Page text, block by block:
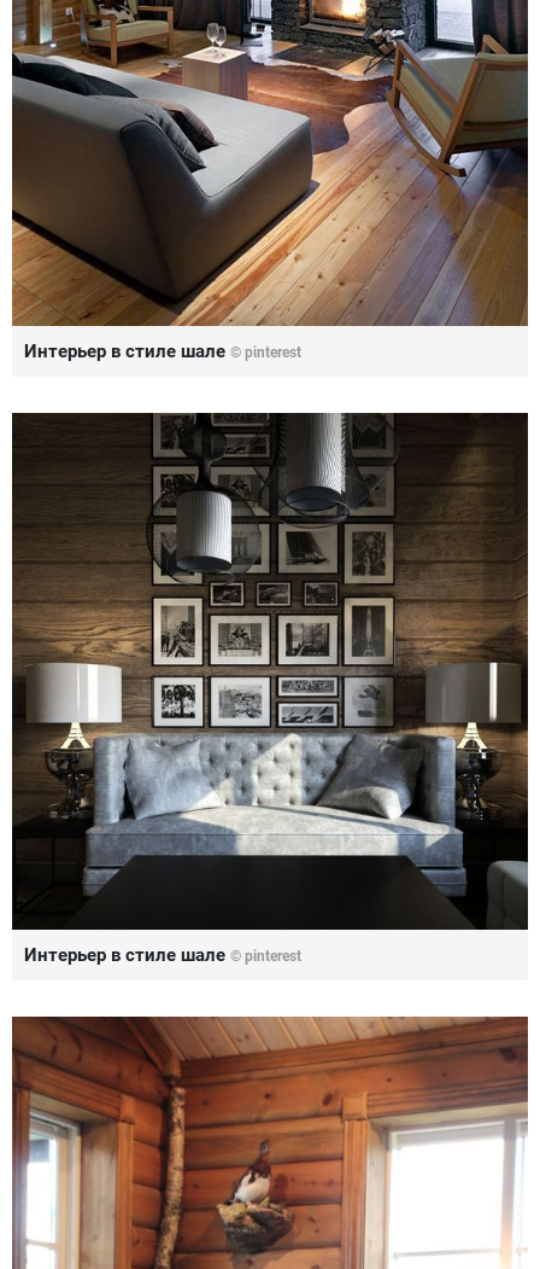
Интерьер в стиле шале © pinterest
Интерьер в стиле шале © pinterest